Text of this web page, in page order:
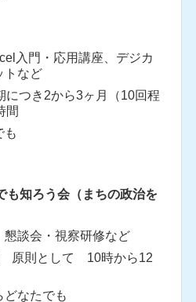
入門・応用講座、デジカ
トなど
つき2から3ヶ月（10回程
間
も
も知ろう会（まちの政治を
懇談会・視察研修など
原則として 10時から12
どなたでも